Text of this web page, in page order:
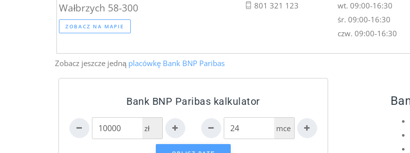
Wałbrzych 58-300
ZOBACZ NA MAPIE
801 321 123
wt. 09:00-16:30
śr. 09:00-16:30
czw. 09:00-16:30
Zobacz jeszcze jedną placówkę Bank BNP Paribas
Bank BNP Paribas kalkulator
zł mce